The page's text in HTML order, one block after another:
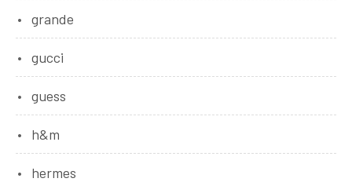
grande
gucci
guess
h&m
hermes